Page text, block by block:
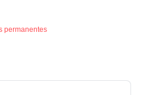
permanentes